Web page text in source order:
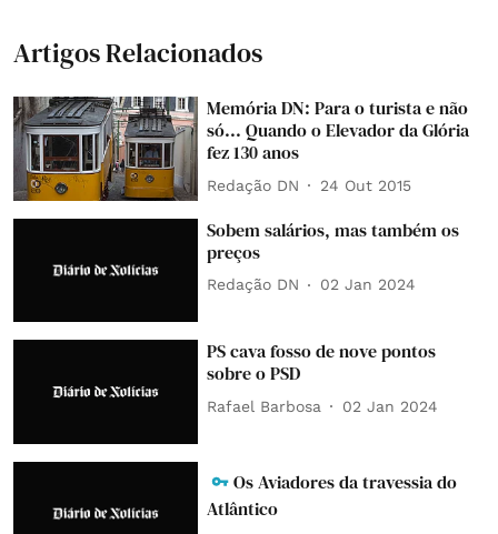
Artigos Relacionados
Memória DN: Para o turista e não
só... Quando o Elevador da Glória
fez 130 anos
Redação DN 24 Out 2015
Sobem salários, mas também os
preços
Redação DN 02 Jan 2024
PS cava fosso de nove pontos
sobre o PSD
Rafael Barbosa 02 Jan 2024
Os Aviadores da travessia do
Atlântico